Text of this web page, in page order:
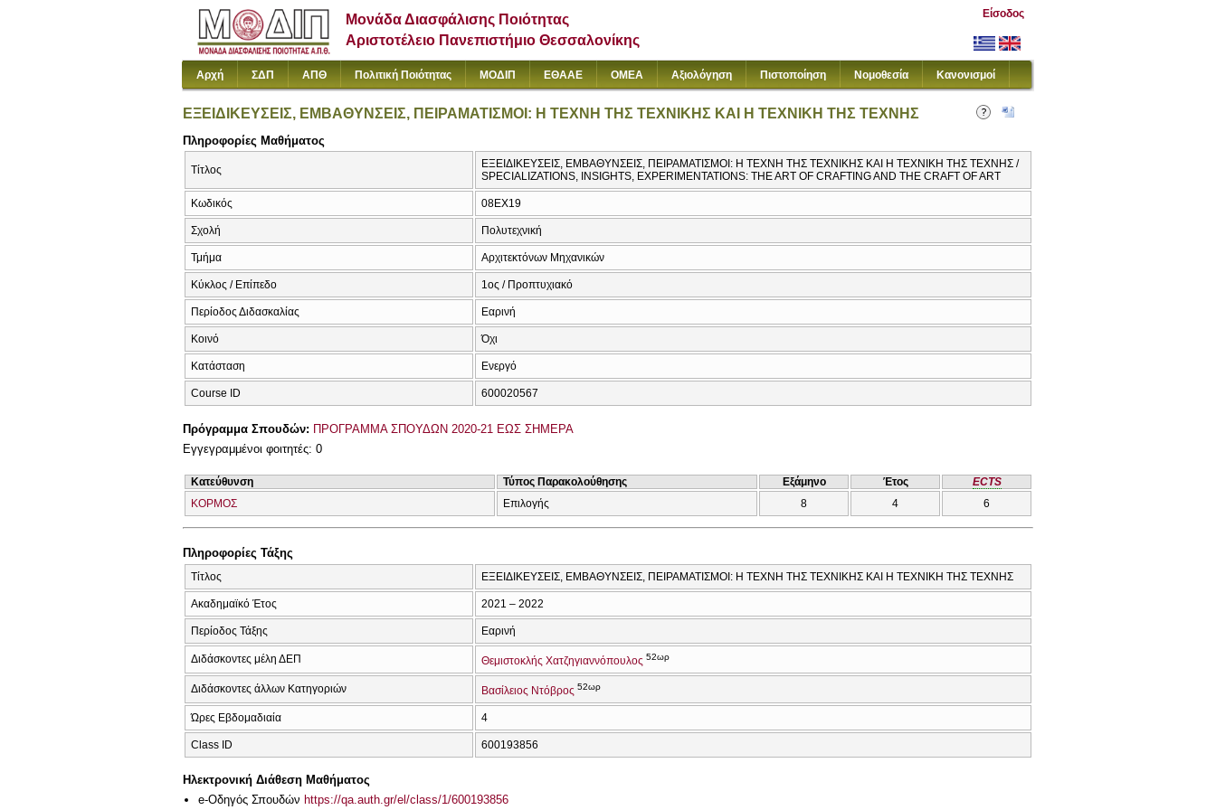
Μονάδα Διασφάλισης Ποιότητας
Αριστοτέλειο Πανεπιστήμιο Θεσσαλονίκης
Είσοδος
Αρχή ΣΔΠ ΑΠΘ Πολιτική Ποιότητας ΜΟΔΙΠ ΕΘΑΑΕ ΟΜΕΑ Αξιολόγηση Πιστοποίηση Νομοθεσία Κανονισμοί
ΕΞΕΙΔΙΚΕΥΣΕΙΣ, ΕΜΒΑΘΥΝΣΕΙΣ, ΠΕΙΡΑΜΑΤΙΣΜΟΙ: Η ΤΕΧΝΗ ΤΗΣ ΤΕΧΝΙΚΗΣ ΚΑΙ Η ΤΕΧΝΙΚΗ ΤΗΣ ΤΕΧΝΗΣ
Πληροφορίες Μαθήματος
Τίτλος
ΕΞΕΙΔΙΚΕΥΣΕΙΣ, ΕΜΒΑΘΥΝΣΕΙΣ, ΠΕΙΡΑΜΑΤΙΣΜΟΙ: Η ΤΕΧΝΗ ΤΗΣ ΤΕΧΝΙΚΗΣ ΚΑΙ Η ΤΕΧΝΙΚΗ ΤΗΣ ΤΕΧΝΗΣ /
SPECIALIZATIONS, INSIGHTS, EXPERIMENTATIONS: THE ART OF CRAFTING AND THE CRAFT OF ART
Κωδικός 08EX19
Σχολή Πολυτεχνική
Τμήμα Αρχιτεκτόνων Μηχανικών
Κύκλος / Επίπεδο 1ος / Προπτυχιακό
Περίοδος Διδασκαλίας Εαρινή
Κοινό Όχι
Κατάσταση Ενεργό
Course ID 600020567
Πρόγραμμα Σπουδών: ΠΡΟΓΡΑΜΜΑ ΣΠΟΥΔΩΝ 2020-21 ΕΩΣ ΣΗΜΕΡΑ
Εγγεγραμμένοι φοιτητές: 0
Κατεύθυνση Τύπος Παρακολούθησης Εξάμηνο Έτος
ECTS
ΚΟΡΜΟΣ
Επιλογής 8 4 6
Πληροφορίες Τάξης
Τίτλος ΕΞΕΙΔΙΚΕΥΣΕΙΣ, ΕΜΒΑΘΥΝΣΕΙΣ, ΠΕΙΡΑΜΑΤΙΣΜΟΙ: Η ΤΕΧΝΗ ΤΗΣ ΤΕΧΝΙΚΗΣ ΚΑΙ Η ΤΕΧΝΙΚΗ ΤΗΣ ΤΕΧΝΗΣ
Ακαδημαϊκό Έτος 2021 – 2022
Περίοδος Τάξης Εαρινή
Διδάσκοντες μέλη ΔΕΠ Θεμιστοκλής Χατζηγιαννόπουλος 52ωρ
Διδάσκοντες άλλων Κατηγοριών Βασίλειος Ντόβρος 52ωρ
Ώρες Εβδομαδιαία 4
Class ID 600193856
Ηλεκτρονική Διάθεση Μαθήματος
e-Οδηγός Σπουδών https://qa.auth.gr/el/class/1/600193856